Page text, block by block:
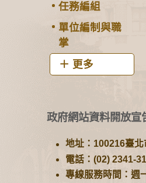
任務編組
單位編制與職
掌
更多
政府網站資料開放宣
地址：100216臺
電話：(02) 2341-
專線服務時間：週